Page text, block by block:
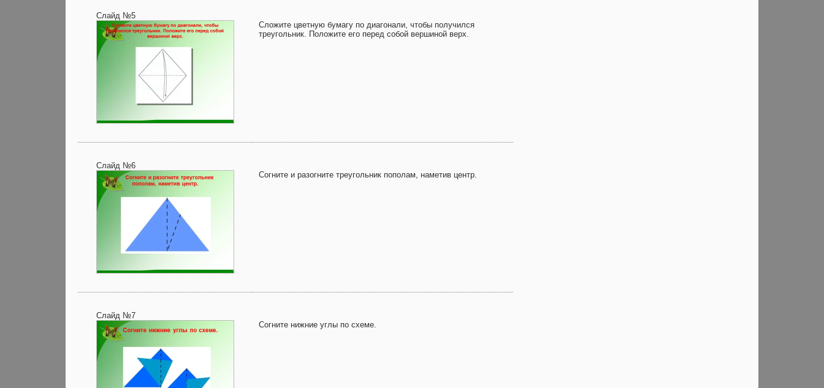
Слайд №5
Сложите цветную бумагу по диагонали, чтобы получился
треугольник. Положите его перед собой вершиной верх.
Слайд №6
Согните и разогните треугольник пополам, наметив центр.
Слайд №7
Согните нижние углы по схеме.